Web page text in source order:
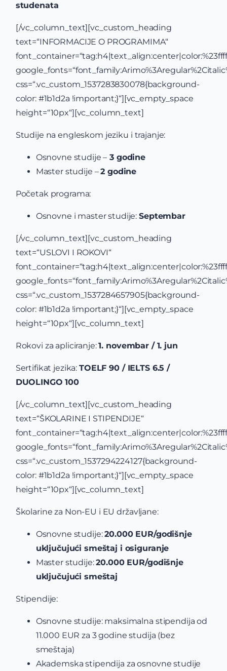
studenata
[/vc_column_text][vc_custom_heading
text=“INFORMACIJE O PROGRAMIMA“
css=“.vc_custom_1537283830078{background-
color: #1b1d2a !important;}“][vc_empty_space
height=“10px“][vc_column_text]
Studije na engleskom jeziku i trajanje:
Osnovne studije – 3 godine
Master studije –2 godine
Početak programa:
Osnovne i master studije:Septembar
[/vc_column_text][vc_custom_heading
text=“USLOVI I ROKOVI“
css=“.vc_custom_1537284657905{background-
color: #1b1d2a !important;}“][vc_empty_space
height=“10px“][vc_column_text]
Rokovi za apliciranje:1. novembar / 1. jun
Sertifikat jezika:TOELF 90 / IELTS 6.5 /
DUOLINGO 100
[/vc_column_text][vc_custom_heading
text=“ŠKOLARINE I STIPENDIJE“
css=“.vc_custom_1537294224127{background-
color: #1b1d2a !important;}“][vc_empty_space
height=“10px“][vc_column_text]
Školarine za Non-EU i EU državljane:
Osnovne studije:20.000 EUR/godišnje
uključujući smeštaj i osiguranje
Master studije:20.000 EUR/godišnje
uključujući smeštaj
Stipendije:
Osnovne studije: maksimalna stipendija od
11.000 EUR za 3 godine studija (bez
smeštaja)
Akademska stipendija za osnovne studije